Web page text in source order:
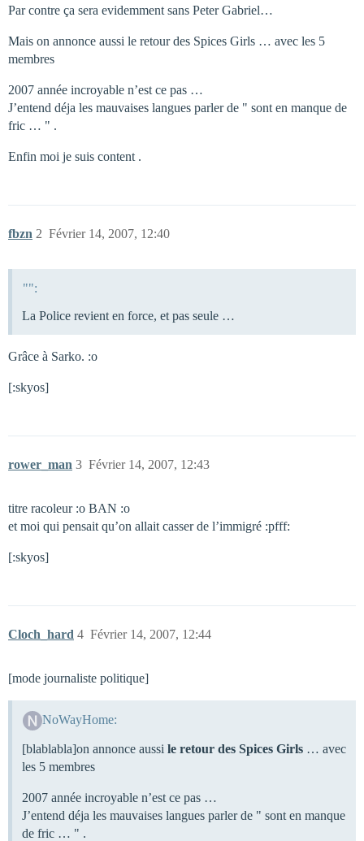
Par contre ça sera evidemment sans Peter Gabriel…
Mais on annonce aussi le retour des Spices Girls … avec les 5
membres
2007 année incroyable n’est ce pas …
J’entend déja les mauvaises langues parler de " sont en manque de
fric … " .
Enfin moi je suis content .
fbzn Février 14, 2007, 12:40
2
"":
La Police revient en force, et pas seule …
Grâce à Sarko. :o
[:skyos]
rower_man Février 14, 2007, 12:43
3
titre racoleur :o BAN :o
et moi qui pensait qu’on allait casser de l’immigré :pfff:
[:skyos]
Cloch_hard Février 14, 2007, 12:44
4
[mode journaliste politique]
NoWayHome:
[blablabla]on annonce aussi le retour des Spices Girls … avec
les 5 membres
2007 année incroyable n’est ce pas …
J’entend déja les mauvaises langues parler de " sont en manque
de fric … " .